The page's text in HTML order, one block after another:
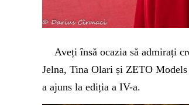
Aveți însă ocazia să admirați
Jelna, Tina Olari și ZETO
a ajuns la ediția a IV-a.